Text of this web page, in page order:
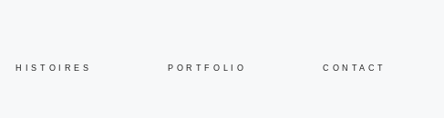
HISTOIRES PORTFOLIO CONTACT